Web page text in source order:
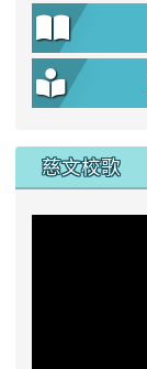
慈文校歌